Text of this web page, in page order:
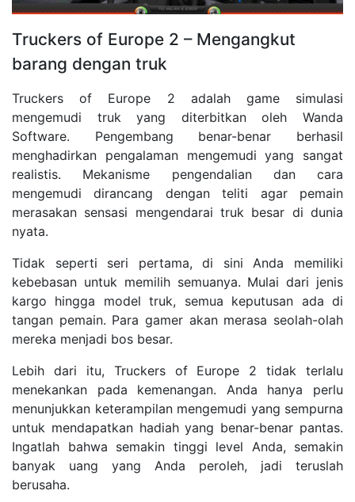
Truckers of Europe 2 – Mengangkut
barang dengan truk
Truckers of Europe 2 adalah game simulasi
mengemudi truk yang diterbitkan oleh Wanda
Software. Pengembang benar-benar berhasil
menghadirkan pengalaman mengemudi yang sangat
realistis. Mekanisme pengendalian dan cara
mengemudi dirancang dengan teliti agar pemain
merasakan sensasi mengendarai truk besar di dunia
nyata.
Tidak seperti seri pertama, di sini Anda memiliki
kebebasan untuk memilih semuanya. Mulai dari jenis
kargo hingga model truk, semua keputusan ada di
tangan pemain. Para gamer akan merasa seolah-olah
mereka menjadi bos besar.
Lebih dari itu, Truckers of Europe 2 tidak terlalu
menekankan pada kemenangan. Anda hanya perlu
menunjukkan keterampilan mengemudi yang sempurna
untuk mendapatkan hadiah yang benar-benar pantas.
Ingatlah bahwa semakin tinggi level Anda, semakin
banyak uang yang Anda peroleh, jadi teruslah
berusaha.